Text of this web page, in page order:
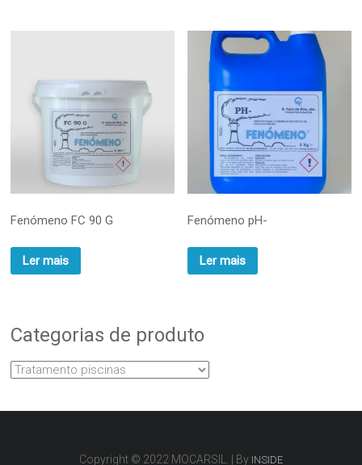
Fenómeno FC 90 G
Ler mais
Fenómeno pH-
Ler mais
Categorias de produto
Copyright © 2022 MOCARSIL. | By INSIDE